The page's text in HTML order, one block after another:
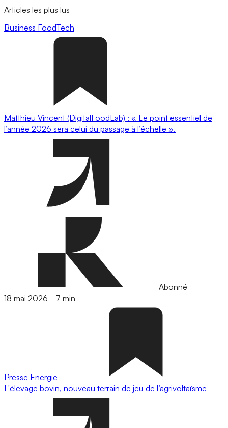
Articles les plus lus
Business FoodTech
Matthieu Vincent (DigitalFoodLab) : « Le point essentiel de
l’année 2026 sera celui du passage à l’échelle ».
Abonné
18 mai 2026 - 7 min
Presse Energie
L'élevage bovin, nouveau terrain de jeu de l’agrivoltaïsme